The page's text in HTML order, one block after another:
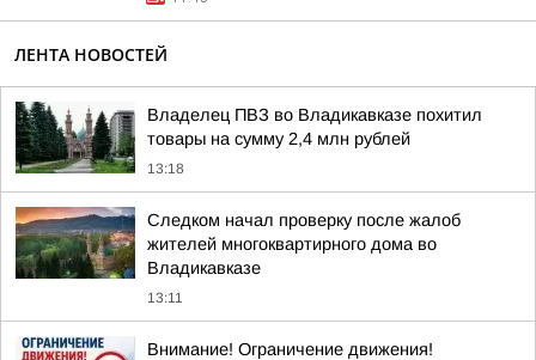
ЛЕНТА НОВОСТЕЙ
Владелец ПВЗ во Владикавказе похитил
товары на сумму 2,4 млн рублей
13:18
Следком начал проверку после жалоб
жителей многоквартирного дома во
Владикавказе
13:11
Внимание! Ограничение движения!